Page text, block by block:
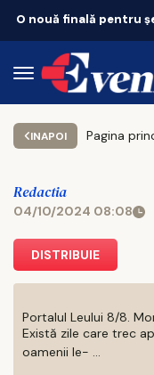
INAPOI Pagina
Redactia
04/10/2024 08:08
DISTRIBUIE
Portalul Leului 8/8.
Există zile care trec
oamenii le- ...